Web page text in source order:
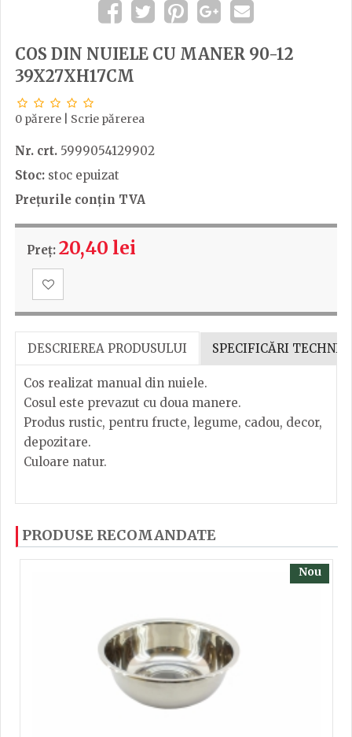
COS DIN NUIELE CU MANER 90-12
39X27XH17CM
0 părere Scrie părerea
Nr. crt. 5999054129902
Stoc: stoc epuizat
Prețurile conțin TVA
Preț:20,40 lei
DESCRIEREA PRODUSULUI SPECIFICĂRI
Cos realizat manual din nuiele.
Cosul este prevazut cu doua manere.
Produs rustic, pentru fructe, legume, cadou, decor,
depozitare.
Culoare natur.
cu ajutorul steluțelor, și scrieți părerea dvs. Pentru
a putea să scrieți părerea trebuie să fiți înregistrat.
PRODUSE RECOMANDATE
Nou